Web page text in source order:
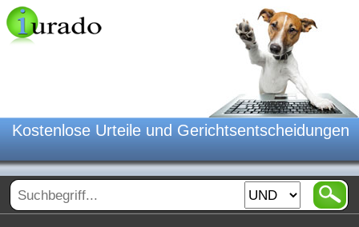
Kostenlose Urteile und Gerichtsentscheidungen